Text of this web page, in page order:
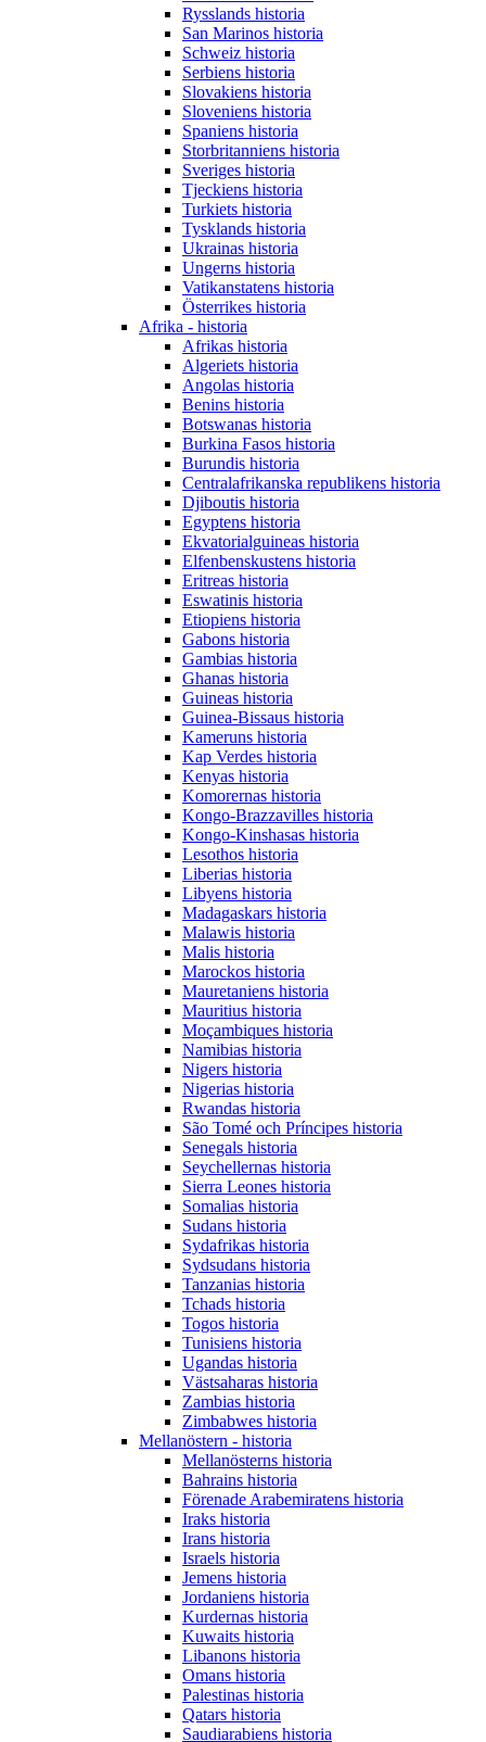
Rysslands historia
San Marinos historia
Schweiz historia
Serbiens historia
Slovakiens historia
Sloveniens historia
Spaniens historia
Storbritanniens historia
Sveriges historia
Tjeckiens historia
Turkiets historia
Tysklands historia
Ukrainas historia
Ungerns historia
Vatikanstatens historia
Österrikes historia
Afrika - historia
Afrikas historia
Algeriets historia
Angolas historia
Benins historia
Botswanas historia
Burkina Fasos historia
Burundis historia
Centralafrikanska republikens historia
Djiboutis historia
Egyptens historia
Ekvatorialguineas historia
Elfenbenskustens historia
Eritreas historia
Eswatinis historia
Etiopiens historia
Gabons historia
Gambias historia
Ghanas historia
Guineas historia
Guinea-Bissaus historia
Kameruns historia
Kap Verdes historia
Kenyas historia
Komorernas historia
Kongo-Brazzavilles historia
Kongo-Kinshasas historia
Lesothos historia
Liberias historia
Libyens historia
Madagaskars historia
Malawis historia
Malis historia
Marockos historia
Mauretaniens historia
Mauritius historia
Moçambiques historia
Namibias historia
Nigers historia
Nigerias historia
Rwandas historia
São Tomé och Príncipes historia
Senegals historia
Seychellernas historia
Sierra Leones historia
Somalias historia
Sudans historia
Sydafrikas historia
Sydsudans historia
Tanzanias historia
Tchads historia
Togos historia
Tunisiens historia
Ugandas historia
Västsaharas historia
Zambias historia
Zimbabwes historia
Mellanöstern - historia
Mellanösterns historia
Bahrains historia
Förenade Arabemiratens historia
Iraks historia
Irans historia
Israels historia
Jemens historia
Jordaniens historia
Kurdernas historia
Kuwaits historia
Libanons historia
Omans historia
Palestinas historia
Qatars historia
Saudiarabiens historia